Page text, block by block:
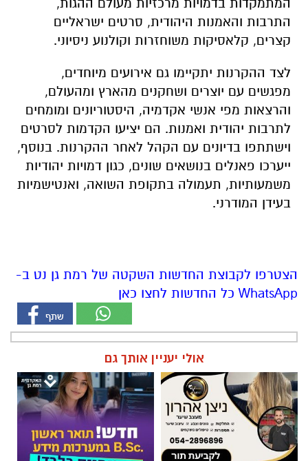
התרבות והאמנות היהודית, סרטים ישראליים
קצרים, קלאסיקות משוחזרות וקולנוע ניסיוני.
לצד ההקרנות יתקיימו גם אירועים מיוחדים,
מפגשים עם יוצרים ושחקנים מהארץ ומהעולם,
והרצאות מפי אנשי אקדמיה, היסטוריונים ומומחים
לתרבות יהודית ואמנות. הם יציעו הקדמות לסרטים
וישתתפו בדיונים עם הקהל לאחר ההקרנות. בנוסף,
ייערכו פאנלים בנושאים שונים, כגון דמויות יהודיות
משמעותיות, תעמולה בתקופת השואה, ואנטישמיות
בעידן המודרני.
הצטרפו לקבוצת החדשות השקטה של רמת גן נט ב-
WhatsApp כל החדשות לחצו כאן
אולי יעניין אותך גם